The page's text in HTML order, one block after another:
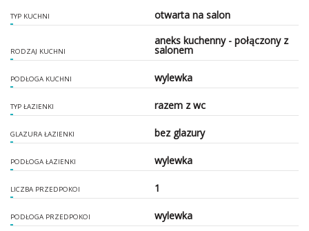
TYP KUCHNI otwarta na salon
RODZAJ KUCHNI
aneks kuchenny - połączony z
salonem
PODŁOGA KUCHNI wylewka
TYP ŁAZIENKI razem z wc
GLAZURA ŁAZIENKI bez glazury
PODŁOGA ŁAZIENKI wylewka
LICZBA PRZEDPOKOI 1
PODŁOGA PRZEDPOKOI wylewka